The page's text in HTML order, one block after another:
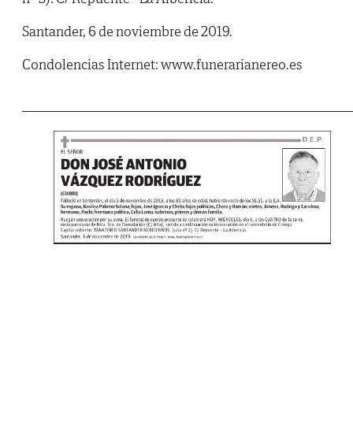
Santander, 6 de noviembre de 2019.
Condolencias Internet: www.funerarianereo.es